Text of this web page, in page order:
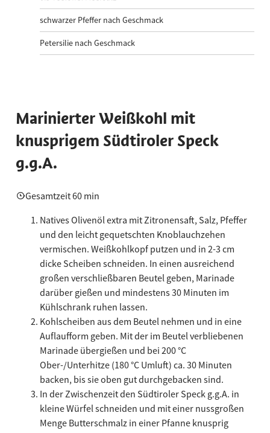
schwarzer Pfeffer nach Geschmack
​Petersilie nach Geschmack
Marinierter Weißkohl mit
knusprigem Südtiroler Speck
g.g.A.
Gesamtzeit 60 min
Natives Olivenöl extra mit Zitronensaft, Salz, Pfeffer
und den leicht gequetschten Knoblauchzehen
vermischen. Weißkohlkopf putzen und in 2-3 cm
dicke Scheiben schneiden. In einen ausreichend
großen verschließbaren Beutel geben, Marinade
darüber gießen und mindestens 30 Minuten im
Kühlschrank ruhen lassen.
Kohlscheiben aus dem Beutel nehmen und in eine
Auflaufform geben. Mit der im Beutel verbliebenen
Marinade übergießen und bei 200 °C
Ober-/Unterhitze (180 °C Umluft) ca. 30 Minuten
backen, bis sie oben gut durchgebacken sind.
In der Zwischenzeit den Südtiroler Speck g.g.A. in
kleine Würfel schneiden und mit einer nussgroßen
Menge Butterschmalz in einer Pfanne knusprig